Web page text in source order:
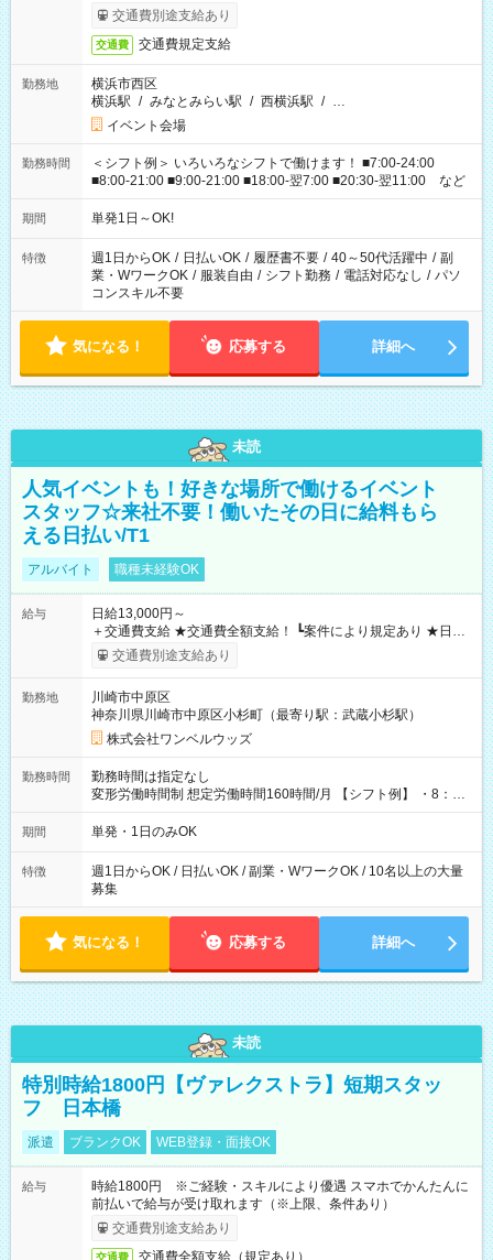
交通費別途支給あり
交通費 交通費規定支給
勤務地
横浜市西区
横浜駅 / みなとみらい駅 / 西横浜駅 / …
イベント会場
勤務時間
＜シフト例＞ いろいろなシフトで働けます！ ■7:00-24:00
■8:00-21:00 ■9:00-21:00 ■18:00-翌7:00 ■20:30-翌11:00 など
期間 単発1日～OK!
特徴 週1日からOK / 日払いOK / 履歴書不要 / 40～50代活躍中 / 副
業・WワークOK / 服装自由 / シフト勤務 / 電話対応なし / パソ
コンスキル不要
気になる！ 応募する 詳細へ
未読
人気イベントも！好きな場所で働けるイベント
スタッフ☆来社不要！働いたその日に給料もら
える日払い/T1
アルバイト 職種未経験OK
給与
日給13,000円～
＋交通費支給 ★交通費全額支給！ ┗案件により規定あり ★日払
いOK！（規定あり） ┗働いたその日に現金GET♪ お仕事後はコ
ンビニATMから 日払い分を引き落とせます！ 【試用期間】試
交通費別途支給あり
勤務地
川崎市中原区
神奈川県川崎市中原区小杉町（最寄り駅：武蔵小杉駅）
株式会社ワンベルウッズ
勤務時間
勤務時間は指定なし
変形労働時間制 想定労働時間160時間/月 【シフト例】 ・8：00
～21：00
期間 単発・1日のみOK
特徴
週1日からOK / 日払いOK / 副業・WワークOK / 10名以上の大量
募集
気になる！ 応募する 詳細へ
未読
特別時給1800円【ヴァレクストラ】短期スタッ
フ 日本橋
派遣 ブランクOK WEB登録・面接OK
給与
時給1800円 ※ご経験・スキルにより優遇 スマホでかんたんに
前払いで給与が受け取れます（※上限、条件あり）
交通費別途支給あり
交通費 交通費全額支給（規定あり）